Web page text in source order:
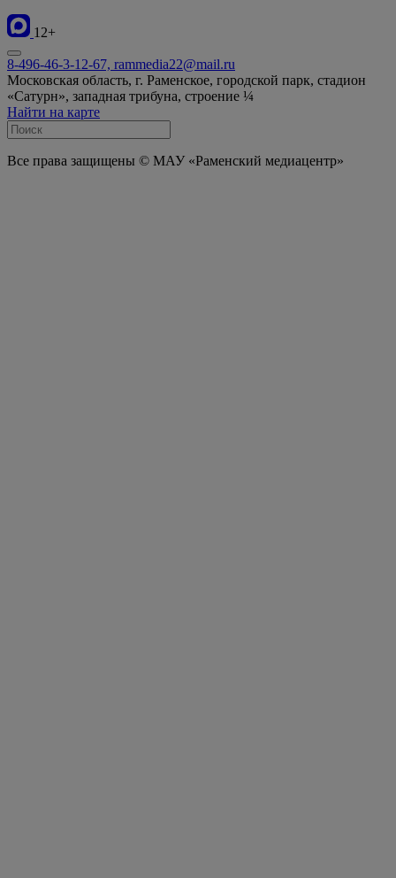
12+
8-496-46-3-12-67, rammedia22@mail.ru
Московская область, г. Раменское, городской парк, стадион
«Сатурн», западная трибуна, строение ¼
Найти на карте
Все права защищены © МАУ «Раменский медиацентр»